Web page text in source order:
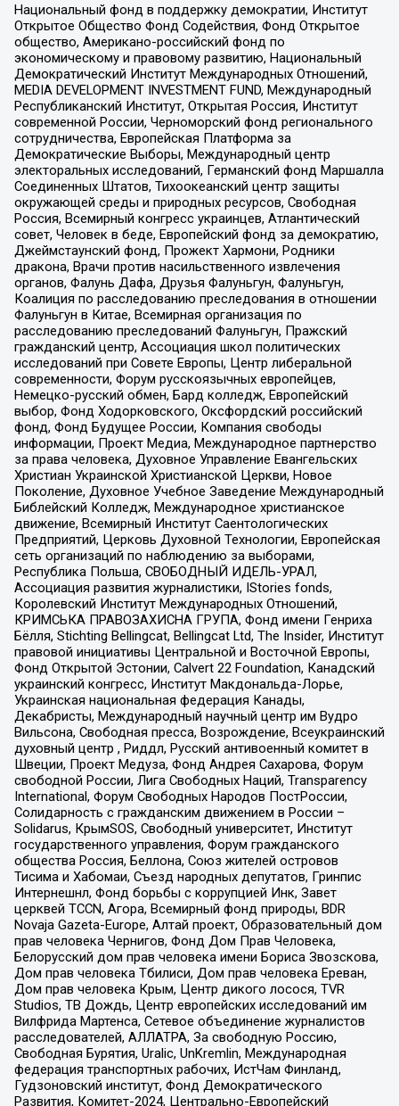
Национальный фонд в поддержку демократии, Институт
Открытое Общество Фонд Содействия, Фонд Открытое
общество, Американо-российский фонд по
экономическому и правовому развитию, Национальный
Демократический Институт Международных Отношений,
MEDIA DEVELOPMENT INVESTMENT FUND, Международный
Республиканский Институт, Открытая Россия, Институт
современной России, Черноморский фонд регионального
сотрудничества, Европейская Платформа за
Демократические Выборы, Международный центр
электоральных исследований, Германский фонд Маршалла
Соединенных Штатов, Тихоокеанский центр защиты
окружающей среды и природных ресурсов, Свободная
Россия, Всемирный конгресс украинцев, Атлантический
совет, Человек в беде, Европейский фонд за демократию,
Джеймстаунский фонд, Прожект Хармони, Родники
дракона, Врачи против насильственного извлечения
органов, Фалунь Дафа, Друзья Фалуньгун, Фалуньгун,
Коалиция по расследованию преследования в отношении
Фалуньгун в Китае, Всемирная организация по
расследованию преследований Фалуньгун, Пражский
гражданский центр, Ассоциация школ политических
исследований при Совете Европы, Центр либеральной
современности, Форум русскоязычных европейцев,
Немецко-русский обмен, Бард колледж, Европейский
выбор, Фонд Ходорковского, Оксфордский российский
фонд, Фонд Будущее России, Компания свободы
информации, Проект Медиа, Международное партнерство
за права человека, Духовное Управление Евангельских
Христиан Украинской Христианской Церкви, Новое
Поколение, Духовное Учебное Заведение Международный
Библейский Колледж, Международное христианское
движение, Всемирный Институт Саентологических
Предприятий, Церковь Духовной Технологии, Европейская
сеть организаций по наблюдению за выборами,
Республика Польша, СВОБОДНЫЙ ИДЕЛЬ-УРАЛ,
Ассоциация развития журналистики, IStories fonds,
Королевский Институт Международных Отношений,
КРИМСЬКА ПРАВОЗАХИСНА ГРУПА, Фонд имени Генриха
Бёлля, Stichting Bellingcat, Bellingcat Ltd, The Insider, Институт
правовой инициативы Центральной и Восточной Европы,
Фонд Открытой Эстонии, Calvert 22 Foundation, Канадский
украинский конгресс, Институт Макдональда-Лорье,
Украинская национальная федерация Канады,
Декабристы, Международный научный центр им Вудро
Вильсона, Свободная пресса, Возрождение, Всеукраинский
духовный центр , Риддл, Русский антивоенный комитет в
Швеции, Проект Медуза, Фонд Андрея Сахарова, Форум
свободной России, Лига Свободных Наций, Transparеncy
International, Форум Свободных Народов ПостРоссии,
Солидарность с гражданским движением в России –
Solidarus, КрымSOS, Свободный университет, Институт
государственного управления, Форум гражданского
общества Россия, Беллона, Союз жителей островов
Тисима и Хабомаи, Съезд народных депутатов, Гринпис
Интернешнл, Фонд борьбы с коррупцией Инк, Завет
церквей TCCN, Агора, Всемирный фонд природы, BDR
Novaja Gazeta-Europe, Алтай проект, Образовательный дом
прав человека Чернигов, Фонд Дом Прав Человека,
Белорусский дом прав человека имени Бориса Звозскова,
Дом прав человека Тбилиси, Дом прав человека Ереван,
Дом прав человека Крым, Центр дикого лосося, TVR
Studios, ТВ Дождь, Центр европейских исследований им
Вилфрида Мартенса, Сетевое объединение журналистов
расследователей, АЛЛАТРА, За свободную Россию,
Свободная Бурятия, Uralic, UnKremlin, Международная
федерация транспортных рабочих, ИстЧам Финланд,
Гудзоновский институт, Фонд Демократического
Развития, Комитет-2024, Центрально-Европейский